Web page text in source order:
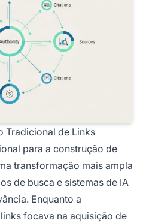
Tradicional de Links
para a construção de
transformação mais ampla
de busca e sistemas de IA
Enquanto a
focava na aquisição de